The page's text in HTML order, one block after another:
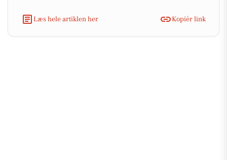
Læs hele artiklen her Kopiér link